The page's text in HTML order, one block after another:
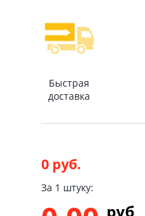
Быстрая
доставка
0 руб.
За 1 штуку:
pуб